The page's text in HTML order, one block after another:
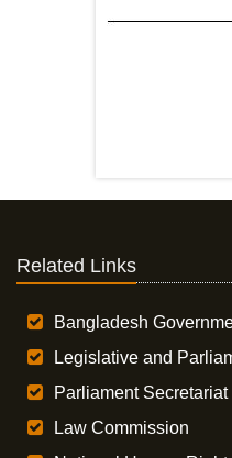
Related Links
Bangladesh
Legislative and
Parliament Secretariat
Law Commission